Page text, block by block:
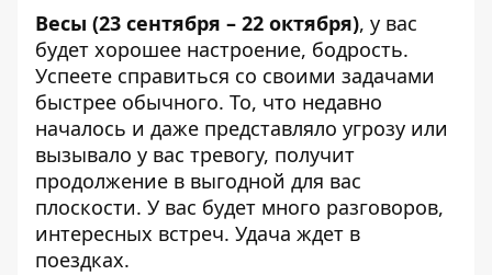
Весы (23 сентября – 22 октября), у вас
будет хорошее настроение, бодрость.
Успеете справиться со своими задачами
быстрее обычного. То, что недавно
началось и даже представляло угрозу или
вызывало у вас тревогу, получит
продолжение в выгодной для вас
плоскости. У вас будет много разговоров,
интересных встреч. Удача ждет в
поездках.